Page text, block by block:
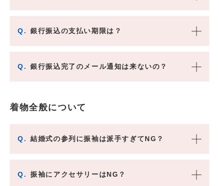
Q. 銀行振込の支払い期限は？
Q. 銀行振込完了のメール通知は来ないの？
着物全般について
Q. 結婚式の参列に振袖は派手すぎてNG？
Q. 振袖にアクセサリーはNG？